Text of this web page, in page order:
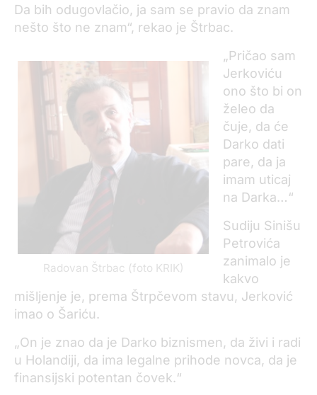
Da bih odugovlačio, ja sam se pravio da znam
nešto što ne znam“, rekao je Štrbac.
Radovan Štrbac (foto KRIK)
„Pričao sam
Jerkoviću
ono što bi on
želeo da
čuje, da će
Darko dati
pare, da ja
imam uticaj
na Darka…“
Sudiju Sinišu
Petrovića
zanimalo je
kakvo
mišljenje je, prema Štrpčevom stavu, Jerković
imao o Šariću.
„On je znao da je Darko biznismen, da živi i radi
u Holandiji, da ima legalne prihode novca, da je
finansijski potentan čovek.“